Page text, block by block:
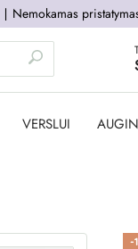
∣ Nemokamas
VERSLUI
-